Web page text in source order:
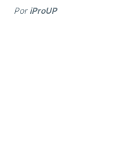
Por iProUP